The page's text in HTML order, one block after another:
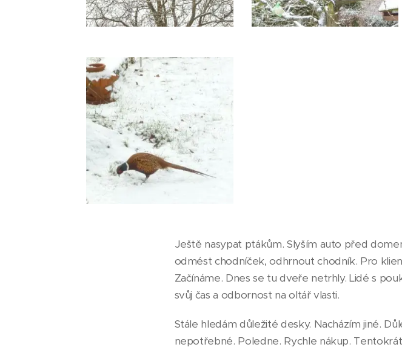
Ještě nasypat ptákům. Slyším auto před
odmést chodníček, odhrnout chodník. Pro
Začínáme. Dnes se tu dveře netrhly. Lidé s
svůj čas a odbornost na oltář vlasti.
Stále hledám důležité desky. Nacházím jiné.
nepotřebné. Poledne. Rychle nákup.